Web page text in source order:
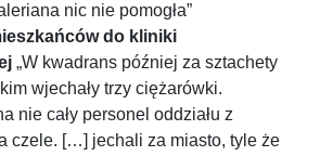
nic nie pomogła”
do kliniki
„W kwadrans później za sztachety
wjechały trzy ciężarówki.
nie cały personel oddziału z
czele. […] jechali za miasto, tyle że